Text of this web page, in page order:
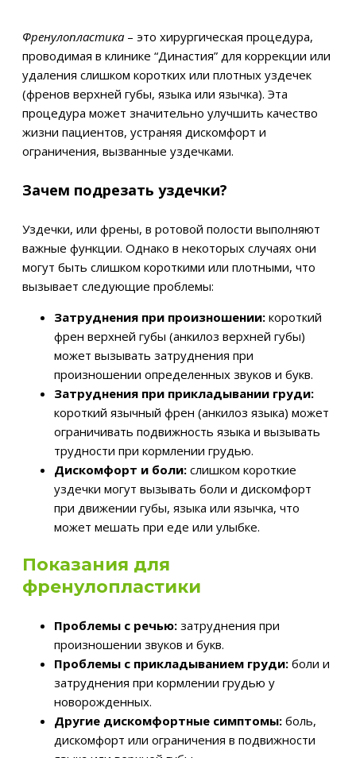
Френулопластика – это хирургическая процедура,
проводимая в клинике “Династия” для коррекции или
удаления слишком коротких или плотных уздечек
(френов верхней губы, языка или язычка). Эта
процедура может значительно улучшить качество
жизни пациентов, устраняя дискомфорт и
ограничения, вызванные уздечками.
Зачем подрезать уздечки?
Уздечки, или френы, в ротовой полости выполняют
важные функции. Однако в некоторых случаях они
могут быть слишком короткими или плотными, что
вызывает следующие проблемы:
Затруднения при произношении: короткий
френ верхней губы (анкилоз верхней губы)
может вызывать затруднения при
произношении определенных звуков и букв.
Затруднения при прикладывании груди:
короткий язычный френ (анкилоз языка) может
ограничивать подвижность языка и вызывать
трудности при кормлении грудью.
Дискомфорт и боли: слишком короткие
уздечки могут вызывать боли и дискомфорт
при движении губы, языка или язычка, что
может мешать при еде или улыбке.
Показания для
френулопластики
Проблемы с речью: затруднения при
произношении звуков и букв.
Проблемы с прикладыванием груди: боли и
затруднения при кормлении грудью у
новорожденных.
Другие дискомфортные симптомы: боль,
дискомфорт или ограничения в подвижности